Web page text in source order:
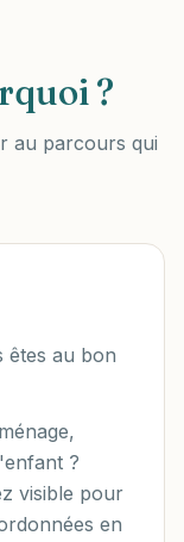
?
au parcours qui
êtes au bon
?
visible pour
en